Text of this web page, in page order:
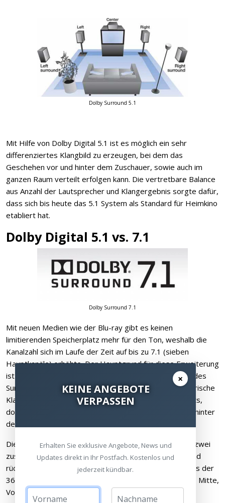
Dolby Surround 5.1
Mit Hilfe von Dolby Digital 5.1 ist es möglich ein sehr
differenziertes Klangbild zu erzeugen, bei dem das
Geschehen vor und hinter dem Zuschauer, sowie auch im
ganzen Raum verteilt erfolgen kann. Die vertretbare Balance
aus Anzahl der Lautsprecher und Klangergebnis sorgte dafür,
dass sich bis heute das 5.1 System als Standard für Heimkino
etabliert hat.
Dolby Digital 5.1 vs. 7.1
Dolby Surround 7.1
Mit neuen Medien wie der Blu-ray gibt es keinen
limitierenden Speicherplatz mehr für den Ton, weshalb die
Kanalzahl sich im Laufe der Zeit auf bis zu 7.1 (sieben
Hauptkanäle) erhöhte. Der Hauptgrund für diese Erweiterung
ist die Präzision unserer Ohren: Die Stereo-Aufteilung des
Surroundkanals bei 5.1 ermöglicht zwar eine atmosphärische
Klangkulisse und die Aufteilung zwischen links und rechts,
doch die Differenzierung „neben dem Zuschauer“ und „hinter
dem Zuschauer“, lässt immer noch zu wünschen übrig.
Dieses Problem löst das 7.1 System, denn es teilt mit zwei
zusätzlichen Kanälen die Surroundbereiche in seitlich und
rückwärtig auf, jeweils auch in Stereo. Somit ist erstmals der
360° Kreis um den Zuschauer geschlossen: Vorne links, Mitte,
Vorne rechts, rechts, hinten rechts, hinten links, links!
×
KEINE ANGEBOTE
VERPASSEN
Erhalten Sie exklusive Angebote, News und
Updates direkt in Ihr Postfach. Kostenlos und
jederzeit kündbar.